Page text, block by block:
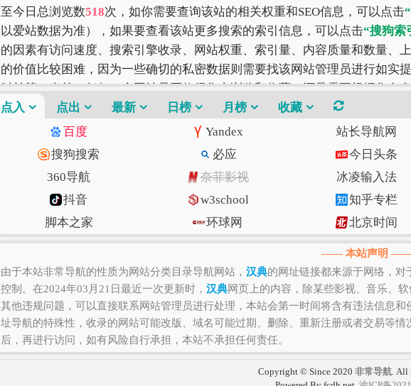
至今日总浏览数518次，如你需要查询该站的相关权重和SEO信息，可以点击
以爱站数据为准），如果要查看该站更多搜索的索引信息，可以点击“搜狗索
的因素有访问速度、搜索引擎收录、网站权重、索引量、内容质量和数量、
的价值比较困难，因为一些确切的私密数据则需要找该网站管理员进行如实
时长等！当然，任何一个网站是否值得您去浏览和收藏，还是需要根据您自
自己的网站才是最好的。
点入 点出 最新 日榜 月榜
收藏
百度
Yandex 站长导航网
搜狗搜索
必应 今日头条
360导航
奈菲影视 冰凌输入法
抖音
w3school 知乎专栏
脚本之家
环球网 北京时间
语文迷
Gitee码云 CSDN博客
—— 本站声明
由于本站非常导航的性质为网站分类目录导航网站， 汉典的网址链接都来源于网络，
控制。在2024年03月21日最近一次更新时， 汉典网页上的内容，除某些影视、音乐、
其他违规问题，可以直接联系网站管理员进行处理，本站会第一时间将含有违法信息
址导航的特殊性，收录的网站可能改版、域名可能过期、删除、重新注册或者交易等
后，再进行访问，如有风险自行承担，本站不承担任何责任。
Copyright © Since 2020 非常导航. All